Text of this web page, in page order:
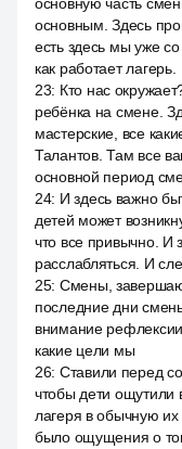
основным. Здесь
есть здесь мы уже
как работает лагерь.
23: Кто нас
ребёнка на смене.
мастерские, все
Талантов. Там все
основной период
24: И здесь важно
детей может
что все привычно. И
расслабляться. И
25: Смены,
последние дни
внимание
какие цели мы
26: Ставили перед
чтобы дети ощутили
лагеря в обычную
было ощущения о